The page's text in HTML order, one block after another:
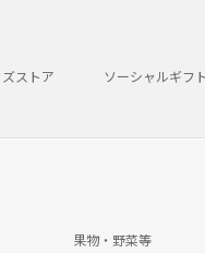
ストア ソーシャルギフ
果物・野菜等